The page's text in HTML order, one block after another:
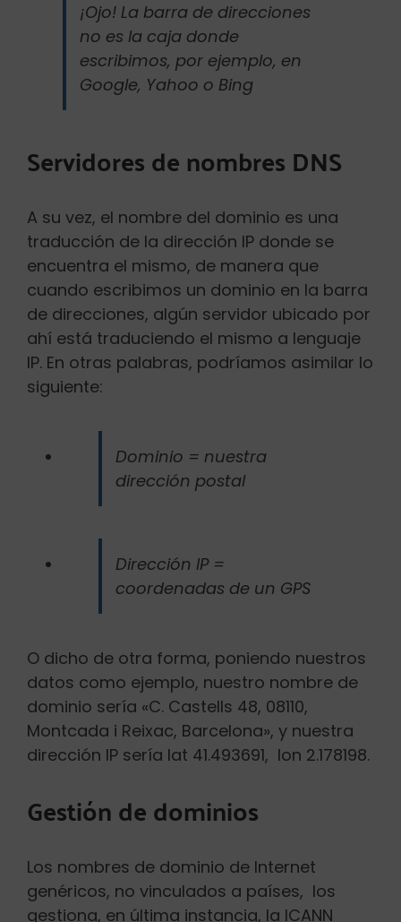
¡Ojo! La barra de direcciones
no es la caja donde
escribimos, por ejemplo, en
Google, Yahoo o Bing
Servidores de nombres DNS
A su vez, el nombre del dominio es una
traducción de la dirección IP donde se
encuentra el mismo, de manera que
cuando escribimos un dominio en la barra
de direcciones, algún servidor ubicado por
ahí está traduciendo el mismo a lenguaje
IP. En otras palabras, podríamos asimilar lo
siguiente:
Dominio = nuestra
dirección postal
Dirección IP =
coordenadas de un GPS
O dicho de otra forma, poniendo nuestros
datos como ejemplo, nuestro nombre de
dominio sería «C. Castells 48, 08110,
Montcada i Reixac, Barcelona», y nuestra
dirección IP sería lat 41.493691, lon 2.178198.
Gestión de dominios
Los nombres de dominio de Internet
genéricos, no vinculados a países, los
gestiona, en última instancia, la ICANN